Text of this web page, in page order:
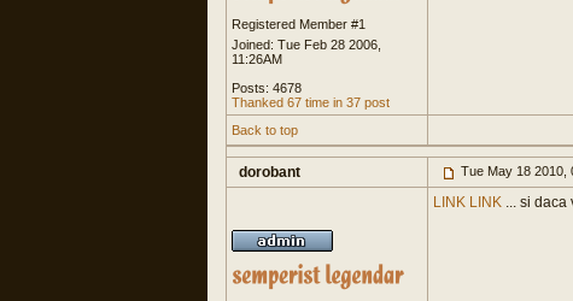
Registered Member #1
Joined: Tue Feb 28 2006,
11:26AM
Posts: 4678
Thanked 67 time in 37 post
Back to top
dorobant Tue May 18 2010,
LINK LINK ... si daca